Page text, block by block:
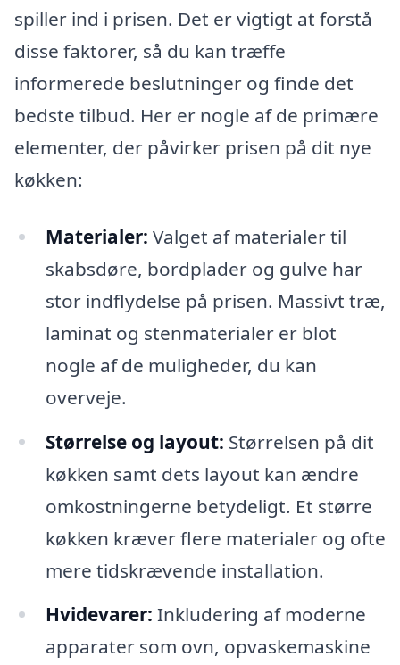
spiller ind i prisen. Det er vigtigt at forstå
disse faktorer, så du kan træffe
informerede beslutninger og finde det
bedste tilbud. Her er nogle af de primære
elementer, der påvirker prisen på dit nye
køkken:
Materialer: Valget af materialer til
skabsdøre, bordplader og gulve har
stor indflydelse på prisen. Massivt træ,
laminat og stenmaterialer er blot
nogle af de muligheder, du kan
overveje.
Størrelse og layout: Størrelsen på dit
køkken samt dets layout kan ændre
omkostningerne betydeligt. Et større
køkken kræver flere materialer og ofte
mere tidskrævende installation.
Hvidevarer: Inkludering af moderne
apparater som ovn, opvaskemaskine